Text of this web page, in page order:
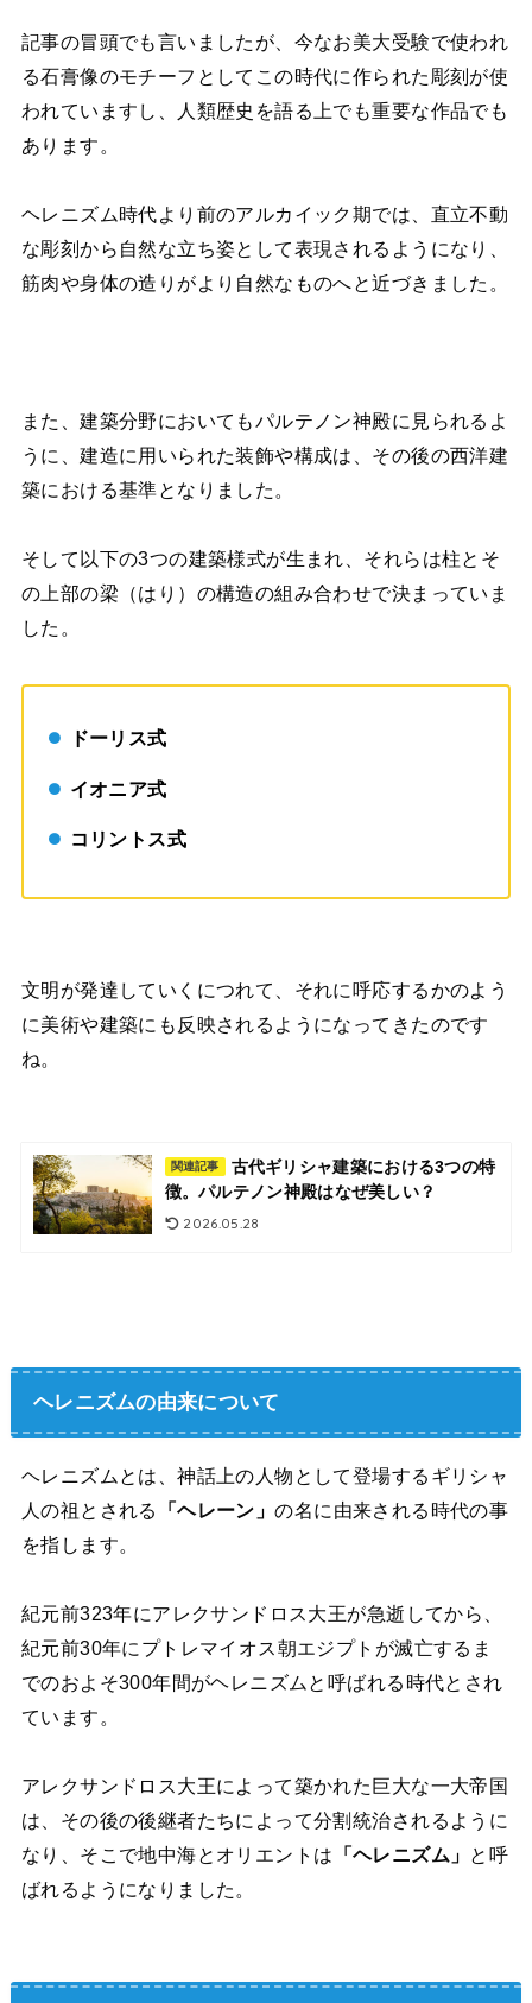
記事の冒頭でも言いましたが、今なお美大受験で使われ
る石膏像のモチーフとしてこの時代に作られた彫刻が使
われていますし、人類歴史を語る上でも重要な作品でも
あります。
ヘレニズム時代より前のアルカイック期では、直立不動
な彫刻から自然な立ち姿として表現されるようになり、
筋肉や身体の造りがより自然なものへと近づきました。
また、建築分野においてもパルテノン神殿に見られるよ
うに、建造に用いられた装飾や構成は、その後の西洋建
築における基準となりました。
そして以下の3つの建築様式が生まれ、それらは柱とそ
の上部の梁（はり）の構造の組み合わせで決まっていま
した。
ドーリス式
イオニア式
コリントス式
文明が発達していくにつれて、それに呼応するかのよう
に美術や建築にも反映されるようになってきたのです
ね。
関連記事
古代ギリシャ建築における3つの特
徴。パルテノン神殿はなぜ美しい？
2026.05.28
ヘレニズムの由来について
ヘレニズムとは、神話上の人物として登場するギリシャ
人の祖とされる
「ヘレーン」の名に由来される時代の事
を指します。
紀元前323年にアレクサンドロス大王が急逝してから、
紀元前30年にプトレマイオス朝エジプトが滅亡するま
でのおよそ300年間がヘレニズムと呼ばれる時代とされ
ています。
アレクサンドロス大王によって築かれた巨大な一大帝国
は、その後の後継者たちによって分割統治されるように
なり、そこで地中海とオリエントは 「ヘレニズム」
と呼
ばれるようになりました。